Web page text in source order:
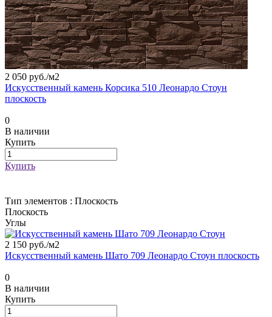
2 050 руб./м2
Искусственный камень Корсика 510 Леонардо Стоун
плоскость
0
В наличии
Купить
Купить
Тип элементов : Плоскость
Плоскость
Углы
2 150 руб./м2
Искусственный камень Шато 709 Леонардо Стоун плоскость
0
В наличии
Купить